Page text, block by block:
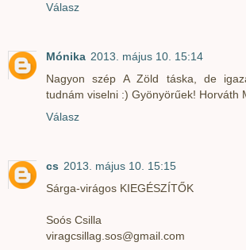
Válasz
Mónika 2013. május 10. 15:14
Nagyon szép A Zöld táska, de
tudnám viselni :) Gyönyörűek! Horváth
Válasz
cs 2013. május 10. 15:15
Sárga-virágos KIEGÉSZÍTŐK
Soós Csilla
viragcsillag.sos@gmail.com